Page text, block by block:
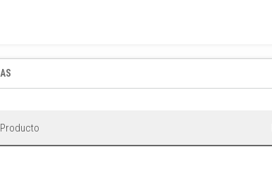
Producto